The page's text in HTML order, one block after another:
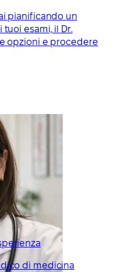
pianificando un
esami, il Dr.
opzioni e procedere
di medicina